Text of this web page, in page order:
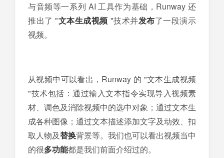
与音频等一系列 AI 工具作为基础，Runway 还
推出了 "文本生成视频 "技术并发布了一段演示
视频。
从视频中可以看出，Runway 的 "文本生成视频
"技术包括：通过输入文本指令实现导入视频素
材、调色及消除视频中的选中对象；通过文本生
成各种图像；通过文本描述添加文字及动效、扣
取人物及替换背景等。我们也可以看出视频当中
的很多功能都是我们前面介绍过的。